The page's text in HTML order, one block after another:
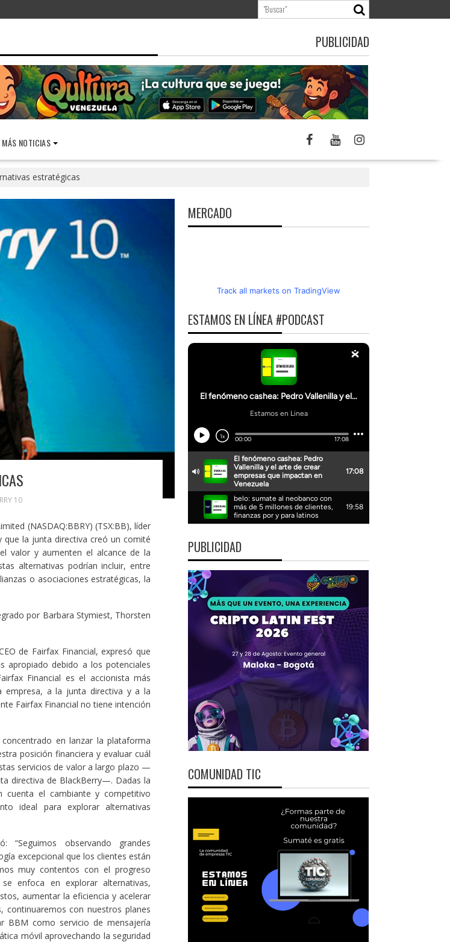
PUBLICIDAD
MÁS NOTICIAS
estratégicas
10
(NASDAQ:BBRY) (TSX:BB), líder
que la junta directiva creó un comité
valor y aumenten el alcance de la
alternativas podrían incluir, entre
o asociaciones estratégicas, la
por Barbara Stymiest, Thorsten
de Fairfax Financial, expresó que
apropiado debido a los potenciales
Financial es el accionista más
empresa, a la junta directiva y a la
Fairfax Financial no tiene intención
en lanzar la plataforma
posición financiera y evaluar cuál
servicios de valor a largo plazo —
directiva de BlackBerry—. Dadas la
cuenta el cambiante y competitivo
ideal para explorar alternativas
“Seguimos observando grandes
excepcional que los clientes están
muy contentos con el progreso
enfoca en explorar alternativas,
aumentar la eficiencia y acelerar
continuaremos con nuestros planes
BBM como servicio de mensajería
móvil aprovechando la seguridad
MERCADO
Track all markets on TradingView
ESTAMOS EN LÍNEA #PODCAST
PUBLICIDAD
COMUNIDAD TIC